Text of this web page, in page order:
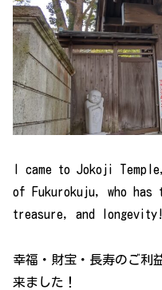
I came to Jokoji
of Fukurokuju, who has
treasure, and longevity!
幸福・財宝・長寿のご利
来ました！